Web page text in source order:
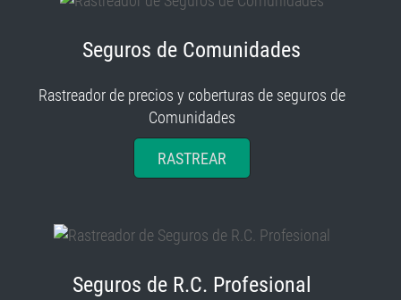
Seguros de Comunidades
Rastreador de precios y coberturas de seguros de
Comunidades
RASTREAR
Seguros de R.C. Profesional